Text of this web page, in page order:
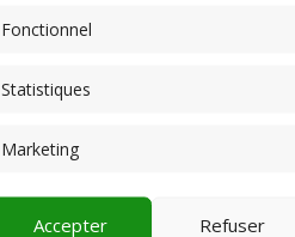
Fonctionnel
Statistiques
Marketing
Accepter Refuser